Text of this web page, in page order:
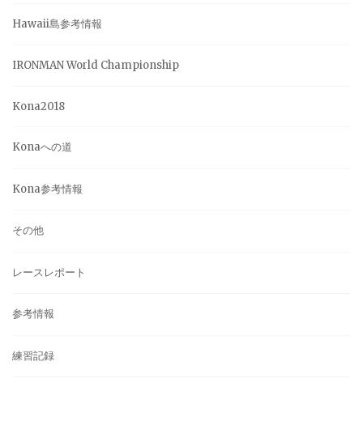
Hawaii島参考情報
IRONMAN World Championship
Kona2018
Konaへの道
Kona参考情報
その他
レースレポート
参考情報
練習記録